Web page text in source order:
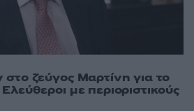
ζεύγος Μαρτίνη για το
με περιοριστικούς